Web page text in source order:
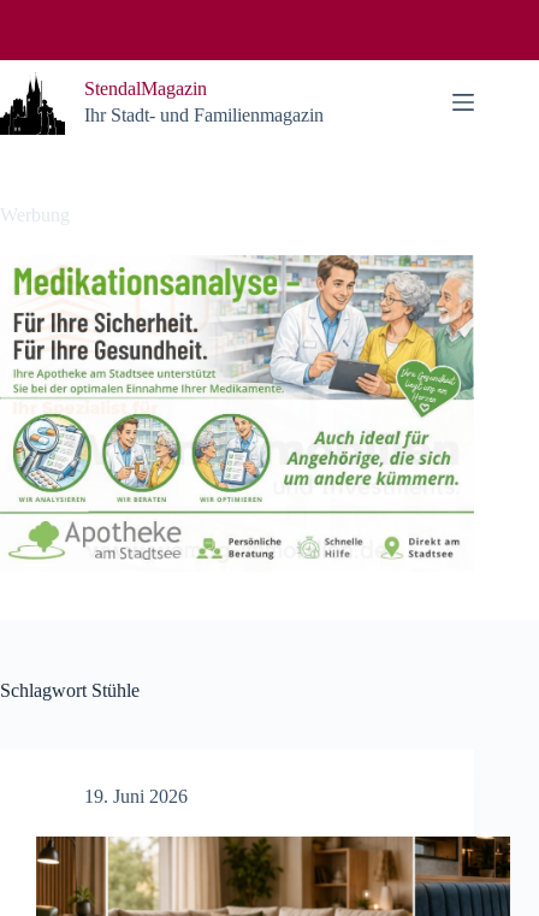
StendalMagazin
Ihr Stadt- und Familienmagazin
Werbung
Schlagwort Stühle
19. Juni 2026